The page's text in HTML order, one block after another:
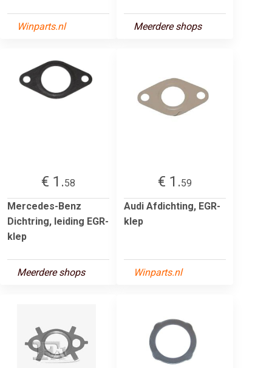
Winparts.nl Meerdere shops
€ 1.58
Mercedes-Benz
Dichtring, leiding EGR-
klep
Meerdere shops
€ 1.59
Audi Afdichting, EGR-
klep
Winparts.nl